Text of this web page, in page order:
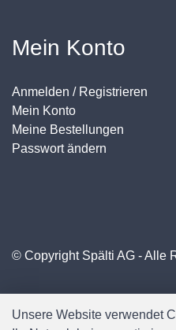
Mein Konto
Anmelden / Registrieren
Mein Konto
Meine Bestellungen
Passwort ändern
© Copyright Spälti AG - Alle
Unsere Website verwendet